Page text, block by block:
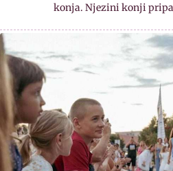
konja. Njezini konji